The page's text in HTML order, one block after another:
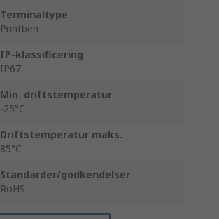
Terminaltype
Printben
IP-klassificering
IP67
Min. driftstemperatur
-25°C
Driftstemperatur maks.
85°C
Standarder/godkendelser
RoHS